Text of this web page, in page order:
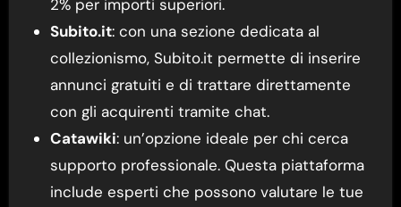
2% per importi superiori.
Subito.it: con una sezione dedicata al
collezionismo, Subito.it permette di inserire
annunci gratuiti e di trattare direttamente
con gli acquirenti tramite chat.
Catawiki: un’opzione ideale per chi cerca
supporto professionale. Questa piattaforma
include esperti che possono valutare le tue